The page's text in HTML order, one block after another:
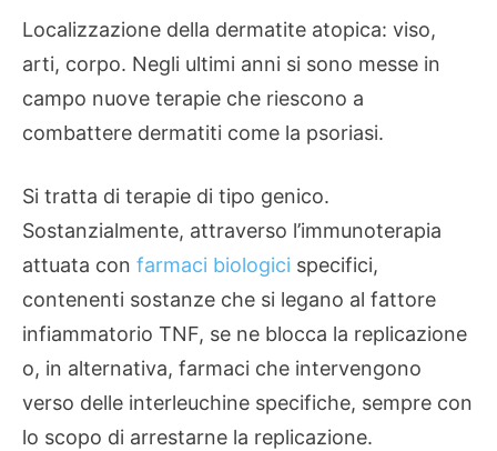
Localizzazione della dermatite atopica: viso,
arti, corpo. Negli ultimi anni si sono messe in
campo nuove terapie che riescono a
combattere dermatiti come la psoriasi.
Si tratta di terapie di tipo genico.
Sostanzialmente, attraverso l’immunoterapia
attuata con farmaci biologici specifici,
contenenti sostanze che si legano al fattore
infiammatorio TNF, se ne blocca la replicazione
o, in alternativa, farmaci che intervengono
verso delle interleuchine specifiche, sempre con
lo scopo di arrestarne la replicazione.